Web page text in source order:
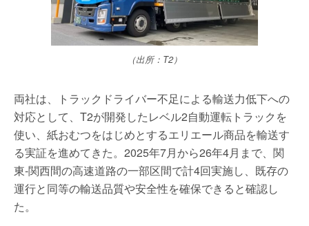
（出所：T2）
両社は、トラックドライバー不足による輸送力低下への
対応として、T2が開発したレベル2自動運転トラックを
使い、紙おむつをはじめとするエリエール商品を輸送す
る実証を進めてきた。2025年7月から26年4月まで、関
東-関西間の高速道路の一部区間で計4回実施し、既存の
運行と同等の輸送品質や安全性を確保できると確認し
た。